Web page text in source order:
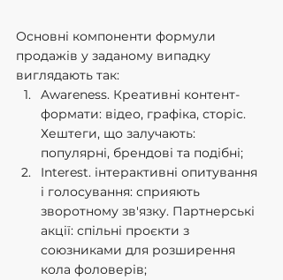
Основні компоненти формули
продажів у заданому випадку
виглядають так:
Awareness. Креативні контент-
формати: відео, графіка, сторіс.
Хештеги, що залучають:
популярні, брендові та подібні;
Interest. інтерактивні опитування
і голосування: сприяють
зворотному зв'язку. Партнерські
акції: спільні проєкти з
союзниками для розширення
кола фоловерів;